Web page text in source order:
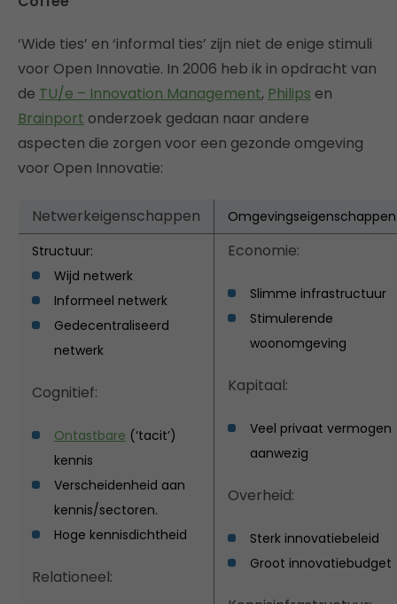
‘Wide ties’ en ‘informal ties’ zijn niet de enige stimuli
voor Open Innovatie. In 2006 heb ik in opdracht van
de TU/e – Innovation Management, Philips en
Brainport onderzoek gedaan naar andere
aspecten die zorgen voor een gezonde omgeving
voor Open Innovatie:
Netwerkeigenschappen
Omgevingseigenschappen
Structuur:
Wijd netwerk
Informeel netwerk
Gedecentraliseerd
netwerk
Cognitief:
Ontastbare (‘tacit’)
kennis
Verscheidenheid aan
kennis/sectoren.
Hoge kennisdichtheid
Relationeel:
Economie:
Slimme infrastructuur
Stimulerende
woonomgeving
Kapitaal:
Veel privaat vermogen
aanwezig
Overheid:
Sterk innovatiebeleid
Groot innovatiebudget